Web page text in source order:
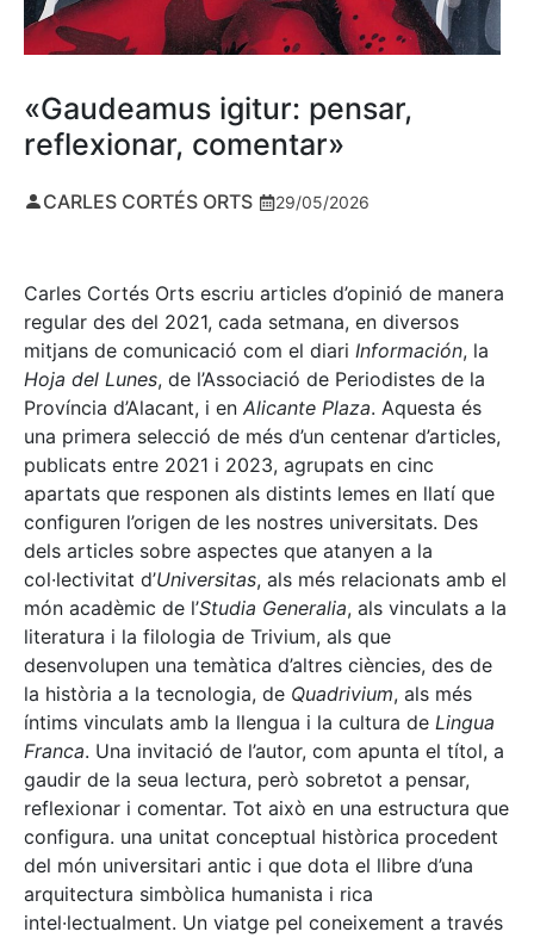
«Gaudeamus igitur: pensar,
reflexionar, comentar»
CARLES CORTÉS ORTS 29/05/2026
Carles Cortés Orts escriu articles d’opinió de manera
regular des del 2021, cada setmana, en diversos
mitjans de comunicació com el diari Información, la
Hoja del Lunes, de l’Associació de Periodistes de la
Província d’Alacant, i en Alicante Plaza. Aquesta és
una primera selecció de més d’un centenar d’articles,
publicats entre 2021 i 2023, agrupats en cinc
apartats que responen als distints lemes en llatí que
configuren l’origen de les nostres universitats. Des
dels articles sobre aspectes que atanyen a la
col·lectivitat d’Universitas, als més relacionats amb el
món acadèmic de l’Studia Generalia, als vinculats a la
literatura i la filologia de Trivium, als que
desenvolupen una temàtica d’altres ciències, des de
la història a la tecnologia, de Quadrivium, als més
íntims vinculats amb la llengua i la cultura de Lingua
Franca. Una invitació de l’autor, com apunta el títol, a
gaudir de la seua lectura, però sobretot a pensar,
reflexionar i comentar. Tot això en una estructura que
configura. una unitat conceptual històrica procedent
del món universitari antic i que dota el llibre d’una
arquitectura simbòlica humanista i rica
intel·lectualment. Un viatge pel coneixement a través